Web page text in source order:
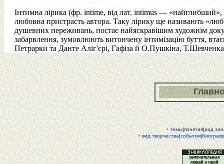
Інтимна лірика (фр. intime, від лат. intimus —
любовна пристрасть автора. Таку лірику ще називають
душевних переживань, постає найяскравішим художнім
забарвлення, зумовлюють витончену інтимізацію буття,
Петрарки та Данте Аліг'єрі, Гафіза й О.Пушкіна,
•темы|понятия|род
•вид творчества|события|